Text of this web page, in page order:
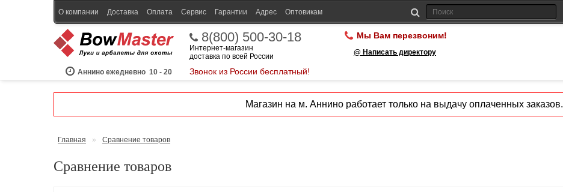
О компании Доставка Оплата Сервис Гарантии Адрес Оптовикам
Аннино ежедневно 10 - 20
8(800) 500-30-18
Интернет-магазин
доставка по всей России
Звонок из России бесплатный!
Мы Вам перезвоним!
@ Написать директору
Магазин на м. Аннино работает только на выдачу оплаченных заказов.
Главная » Сравнение товаров
Сравнение товаров